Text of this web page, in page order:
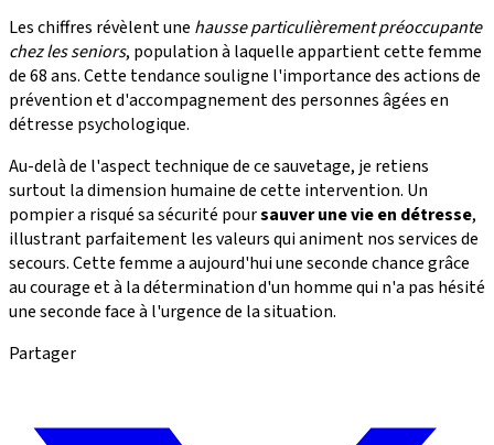
Les chiffres révèlent une hausse particulièrement préoccupante
chez les seniors, population à laquelle appartient cette femme
de 68 ans. Cette tendance souligne l'importance des actions de
prévention et d'accompagnement des personnes âgées en
détresse psychologique.
Au-delà de l'aspect technique de ce sauvetage, je retiens
surtout la dimension humaine de cette intervention. Un
pompier a risqué sa sécurité poursauver une vie en détresse,
illustrant parfaitement les valeurs qui animent nos services de
secours. Cette femme a aujourd'hui une seconde chance grâce
au courage et à la détermination d'un homme qui n'a pas hésité
une seconde face à l'urgence de la situation.
Partager